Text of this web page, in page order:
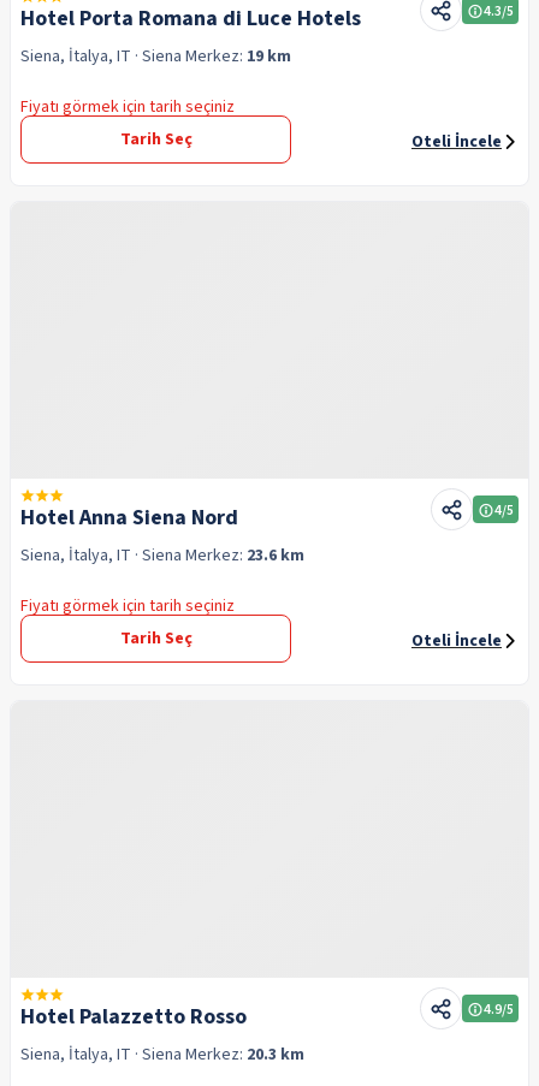
Hotel Porta Romana di Luce Hotels 4.3/5
Siena, İtalya, IT · Siena Merkez: 19 km
Fiyatı görmek için tarih seçiniz
Tarih Seç
Oteli İncele
Hotel Anna Siena Nord 4/5
Siena, İtalya, IT · Siena Merkez: 23.6 km
Fiyatı görmek için tarih seçiniz
Tarih Seç
Oteli İncele
Hotel Palazzetto Rosso 4.9/5
Siena, İtalya, IT · Siena Merkez: 20.3 km